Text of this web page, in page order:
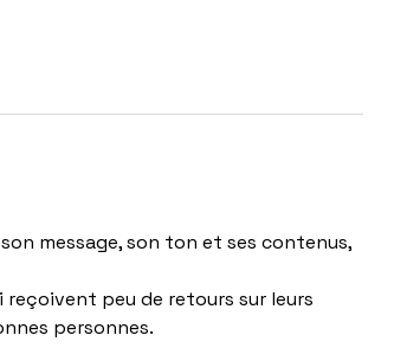
message, son ton et ses contenus,
reçoivent peu de retours sur leurs
personnes.